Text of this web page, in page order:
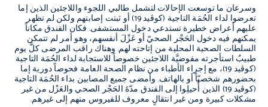
وسرعان ما توسعت الإحالات لتشمل طالبي اللجوء واللاجئين الذين إما
تعرضوا لداء الحُمَة التاجية (كوڤيد 19) أو ثبتت إصابتهم ولكن لم تظهر
عليهم أعراض خطيرة تستدعي دخول المستشفى. فكان الفندق مكاناً
يمكنهم فيه دخول الحَجْر الصحيّ أو عَزْلَ أنفسهم، وهو أمر لم تتمكن
السلطات الصحية المحلية من إتاحته لهم. وهناك راقب المرضى كلَّ يوم
طبيبٌ استأجرته مفوضيَّة اللاجئين خصوصاً للاستجابة لداء الحُمَة التاجية
(كوڤيد 19)، مع إجراء الأطباء من نظام الصحة العامة فحوصاً دورية إما
بحضورهم شخصيّاً أو بالهاتف. وأمضى جميع المصابين بداء الحُمَة التاجية
(كوڤيد 19) الذين أُحيلِوا إلى الفندق مدّةَ الحَجْر الصحي والعَزْل من غير
مشكلات كبيرة ومن غير انتقالٍ معروف للفيروس منهم إلى غيرهم.